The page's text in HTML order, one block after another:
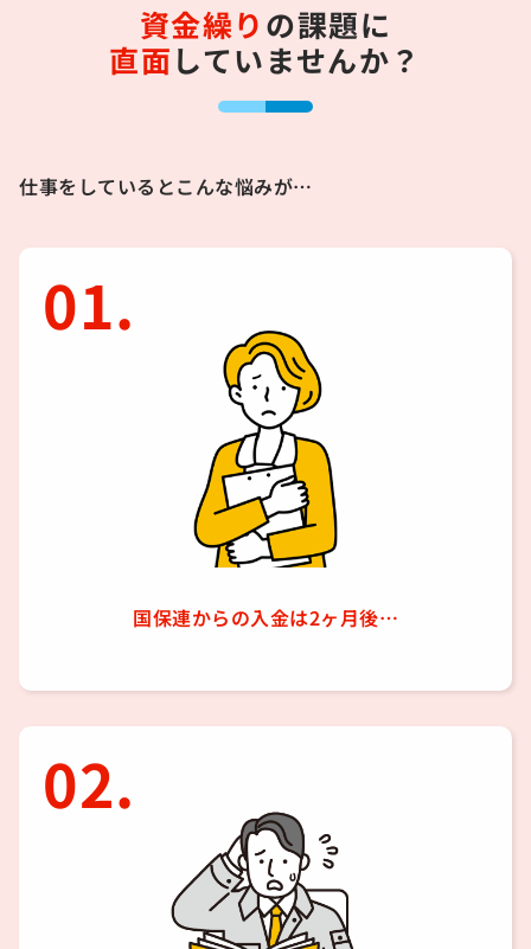
資金繰りの課題に
直面していませんか？
仕事をしているとこんな悩みが…
01.
国保連からの入金は2ヶ月後…
02.